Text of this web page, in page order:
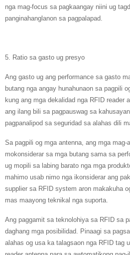
nga mag-focus sa pagkaangay niini ug
panginahanglanon sa pagpalapad.
5. Ratio sa gasto ug presyo
Ang gasto ug ang performance sa gasto
butang nga angay hunahunaon sa pagpili
kung ang mga dekalidad nga RFID reader
ang ilang bili sa pagpauswag sa
pagpanalipod sa seguridad sa alahas dili
Sa pagpili og mga antenna, ang mga mag-
mokonsiderar sa mga butang sama sa
ug mopili sa labing barato nga mga
mahimo usab nimo nga ikonsiderar ang
supplier sa RFID system aron makakuha
mas maayong teknikal nga suporta.
Ang paggamit sa teknolohiya sa RFID sa
daghang mga posibilidad. Pinaagi sa
alahas og usa ka talagsaon nga RFID tag